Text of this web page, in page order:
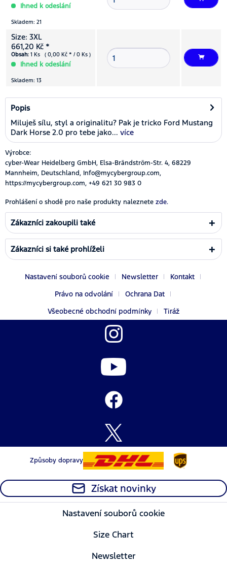
Ihned k odeslání
Skladem: 21
Size: 3XL
661,20 Kč *
Obsah: 1 Ks ( 0,00 Kč * / 0 Ks )
Ihned k odeslání
Skladem: 13
Popis
Miluješ sílu, styl a originalitu? Pak je tricko Ford Mustang
Dark Horse 2.0 pro tebe jako... více
Výrobce:
cyber-Wear Heidelberg GmbH, Elsa-Brändström-Str. 4, 68229
Mannheim, Deutschland, Info@mycybergroup.com,
https://mycybergroup.com, +49 621 30 983 0
Prohlášení o shodě pro naše produkty naleznete zde.
Zákazníci zakoupili také
Zákazníci si také prohlíželi
Nastavení souborů cookie Newsletter
Kontakt
Právo na odvolání
Ochrana Dat
Všeobecné obchodní podmínky
Tiráž
Způsoby dopravy
Získat novinky
Nastavení souborů cookie
Size Chart
Newsletter